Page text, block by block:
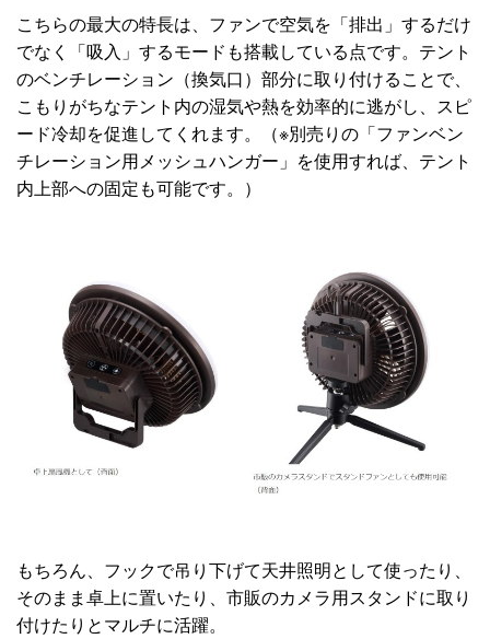
こちらの最大の特長は、ファンで空気を「排出」するだけ
でなく「吸入」するモードも搭載している点です。テント
のベンチレーション（換気口）部分に取り付けることで、
こもりがちなテント内の湿気や熱を効率的に逃がし、スピ
ード冷却を促進してくれます。（※別売りの「ファンベン
チレーション用メッシュハンガー」を使用すれば、テント
内上部への固定も可能です。）
もちろん、フックで吊り下げて天井照明として使ったり、
そのまま卓上に置いたり、市販のカメラ用スタンドに取り
付けたりとマルチに活躍。